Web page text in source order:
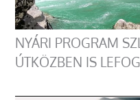
NYÁRI PROGRAM
ÚTKÖZBEN IS